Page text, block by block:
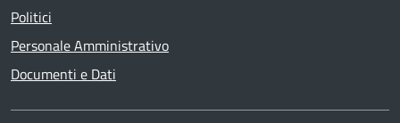
Politici
Personale Amministrativo
Documenti e Dati